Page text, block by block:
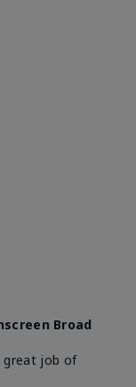
Broad
great job of